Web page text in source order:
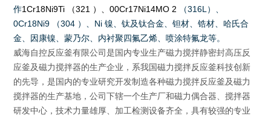
作1Cr18Ni9Ti （321 ）、00Cr17Ni14MO 2 （316L ）、
0Cr18Ni9
（304 ）、 Ni镍、钛及钛合金、钽材、锆材、哈氏合
金、因康镍、蒙乃尔、内衬聚四氟乙烯、喷涂特氟龙等。
威海自控反应釜有限公司是国内专业生产磁力搅拌静密封高压反
应釜及磁力搅拌器的生产企业，系我国磁力搅拌反应釜科技创新
的先导，是国内的专业研究开发制造各种磁力搅拌反应釜及磁力
搅拌器的生产基地，公司下辖一个生产厂和磁力偶合器、搅拌器
研发中心，技术力量雄厚、加工检测设备齐全，具有较强的专业